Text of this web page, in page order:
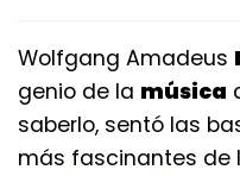
Wolfgang Amadeus
genio de la música
saberlo, sentó las
más fascinantes de